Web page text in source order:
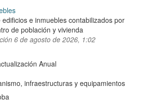
e inmuebles contabilizados por
de población y vivienda
6 de agosto de 2026, 1:02
Anual
infraestructuras y equipamientos